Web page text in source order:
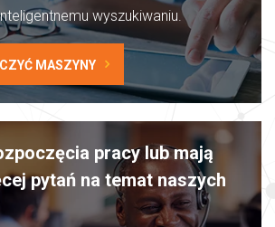
wyszukiwaniu.
MASZYNY
pracy lub mają
pytań na temat naszych